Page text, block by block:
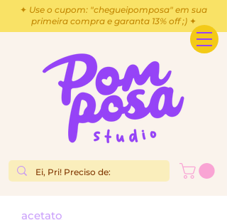
✦ Use o cupom: "chegueipomposa" em sua
primeira compra e garanta 13% off ;) ✦
acetato